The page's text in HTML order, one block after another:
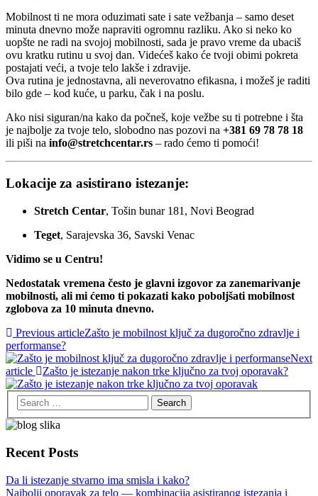
Mobilnost ti ne mora oduzimati sate i sate vežbanja – samo deset
minuta dnevno može napraviti ogromnu razliku. Ako si neko ko
uopšte ne radi na svojoj mobilnosti, sada je pravo vreme da ubaciš
ovu kratku rutinu u svoj dan. Videćeš kako će tvoji obimi pokreta
postajati veći, a tvoje telo lakše i zdravije.
Ova rutina je jednostavna, ali neverovatno efikasna, i možeš je raditi
bilo gde – kod kuće, u parku, čak i na poslu.
Ako nisi siguran/na kako da počneš, koje vežbe su ti potrebne i šta
je najbolje za tvoje telo, slobodno nas pozovi na +381 69 78 78 18
ili piši na info@stretchcentar.rs – rado ćemo ti pomoći!
Lokacije za asistirano istezanje:
Stretch Centar, Tošin bunar 181, Novi Beograd
Teget, Sarajevska 36, Savski Venac
Vidimo se u Centru!
Nedostatak vremena često je glavni izgovor za zanemarivanje
mobilnosti, ali mi ćemo ti pokazati kako poboljšati mobilnost
zglobova za 10 minuta dnevno.
Previous articleZašto je mobilnost ključ za dugoročno zdravlje i
performanse?
Next
article
Zašto je istezanje nakon trke ključno za tvoj oporavak?
Recent Posts
Da li istezanje stvarno ima smisla i kako?
Najbolji oporavak za telo — kombinacija asistiranog istezanja i